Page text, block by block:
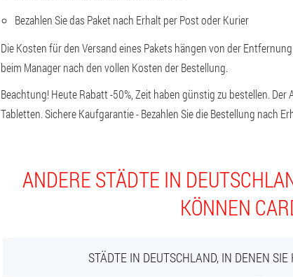
Bezahlen Sie das Paket nach Erhalt per Post oder Kurier
Die Kosten für den Versand eines Pakets hängen von der
beim Manager nach den vollen Kosten der Bestellung.
Beachtung! Heute Rabatt -50%, Zeit haben günstig zu bestellen.
Tabletten. Sichere Kaufgarantie - Bezahlen Sie die Bestellung nach
ANDERE STÄDTE IN
KÖNNEN
STÄDTE IN DEUTSCHLAND, IN DENEN